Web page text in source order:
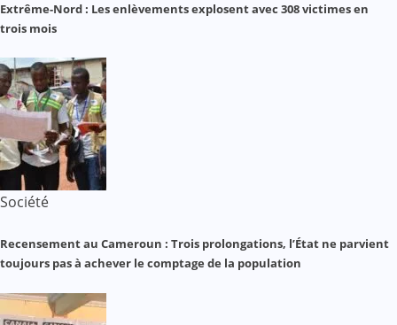
Extrême-Nord : Les enlèvements explosent avec 308 victimes en
trois mois
Société
Recensement au Cameroun : Trois prolongations, l’État ne parvient
toujours pas à achever le comptage de la population